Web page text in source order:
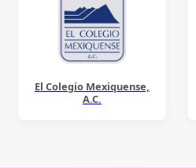
El Colegio Mexiquense,
A.C.